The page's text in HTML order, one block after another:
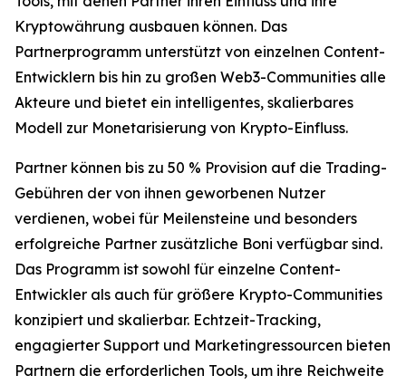
Kryptowährung ausbauen können. Das
Partnerprogramm unterstützt von einzelnen Content-
Entwicklern bis hin zu großen Web3-Communities alle
Akteure und bietet ein intelligentes, skalierbares
Modell zur Monetarisierung von Krypto-Einfluss.
Partner können bis zu 50 % Provision auf die Trading-
Gebühren der von ihnen geworbenen Nutzer
verdienen, wobei für Meilensteine und besonders
erfolgreiche Partner zusätzliche Boni verfügbar sind.
Das Programm ist sowohl für einzelne Content-
Entwickler als auch für größere Krypto-Communities
konzipiert und skalierbar. Echtzeit-Tracking,
engagierter Support und Marketingressourcen bieten
Partnern die erforderlichen Tools, um ihre Reichweite